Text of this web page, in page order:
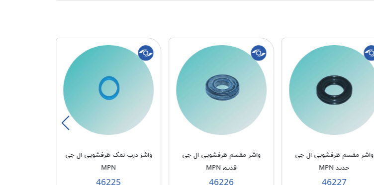
واشر مقسم ظرفشویی ال جی
جدید MPN
واشر مقسم ظرفشویی ال جی
قدیم MPN
واشر درب نمک ظرفشویی ال جی
MPN